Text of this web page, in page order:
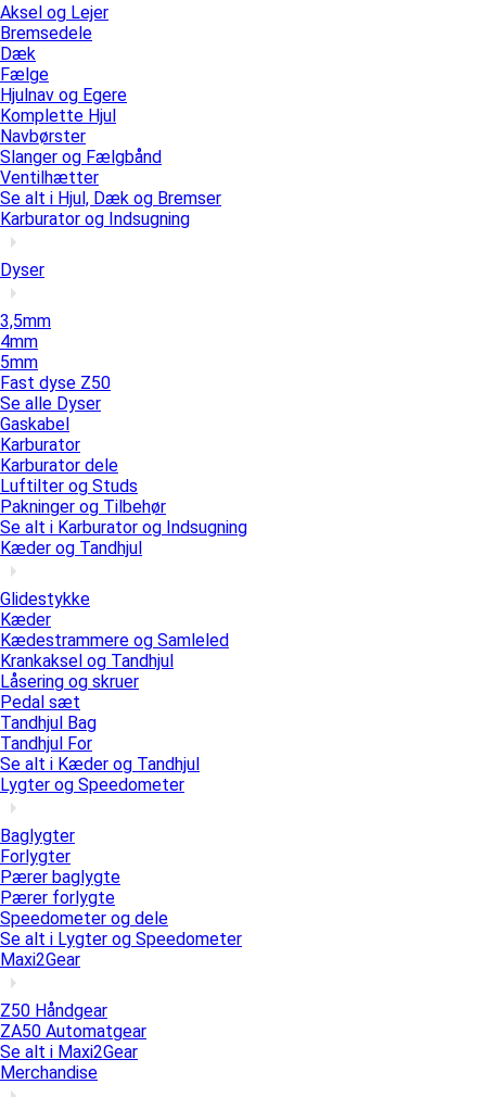
Aksel og Lejer
Bremsedele
Dæk
Fælge
Hjulnav og Egere
Komplette Hjul
Navbørster
Slanger og Fælgbånd
Ventilhætter
Se alt i Hjul, Dæk og Bremser
Karburator og Indsugning
Dyser
3,5mm
4mm
5mm
Fast dyse Z50
Se alle Dyser
Gaskabel
Karburator
Karburator dele
Luftilter og Studs
Pakninger og Tilbehør
Se alt i Karburator og Indsugning
Kæder og Tandhjul
Glidestykke
Kæder
Kædestrammere og Samleled
Krankaksel og Tandhjul
Låsering og skruer
Pedal sæt
Tandhjul Bag
Tandhjul For
Se alt i Kæder og Tandhjul
Lygter og Speedometer
Baglygter
Forlygter
Pærer baglygte
Pærer forlygte
Speedometer og dele
Se alt i Lygter og Speedometer
Maxi2Gear
Z50 Håndgear
ZA50 Automatgear
Se alt i Maxi2Gear
Merchandise